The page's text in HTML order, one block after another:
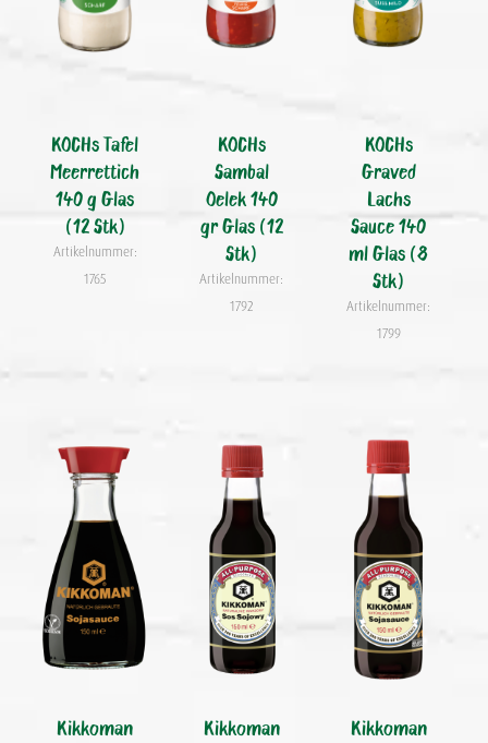
KOCHs Tafel
Meerrettich
140 g Glas
(12 Stk)
Artikelnummer:
1765
KOCHs
Sambal
Oelek 140
gr Glas (12
Stk)
Artikelnummer:
1792
KOCHs
Graved
Lachs
Sauce 140
ml Glas (8
Stk)
Artikelnummer:
1799
Kikkoman
Kikkoman
Kikkoman